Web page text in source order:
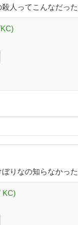
人ってこんなだっ
りなの知らなかった
KC)